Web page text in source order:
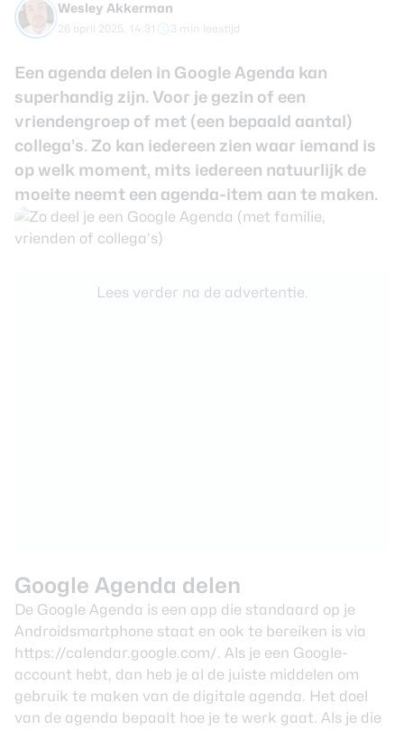
Wesley Akkerman
26 april 2025, 14:31 3 min leestijd
Een agenda delen in Google Agenda kan
superhandig zijn. Voor je gezin of een
vriendengroep of met (een bepaald aantal)
collega’s. Zo kan iedereen zien waar iemand is
op welk moment, mits iedereen natuurlijk de
moeite neemt een agenda-item aan te maken.
Lees verder na de advertentie.
Google Agenda delen
De Google Agenda is een app die standaard op je
Androidsmartphone staat en ook te bereiken is via
https://calendar.google.com/. Als je een Google-
account hebt, dan heb je al de juiste middelen om
gebruik te maken van de digitale agenda. Het doel
van de agenda bepaalt hoe je te werk gaat. Als je die